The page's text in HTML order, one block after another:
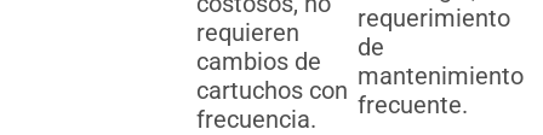
requieren
cambios de
cartuchos con
frecuencia.
requerimiento
de
mantenimiento
frecuente.